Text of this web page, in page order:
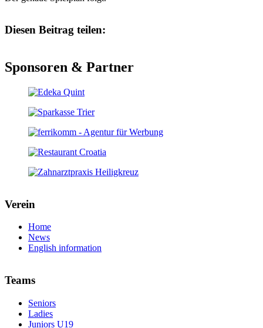
Diesen Beitrag teilen:
Sponsoren & Partner
Verein
Home
News
English information
Teams
Seniors
Ladies
Juniors U19